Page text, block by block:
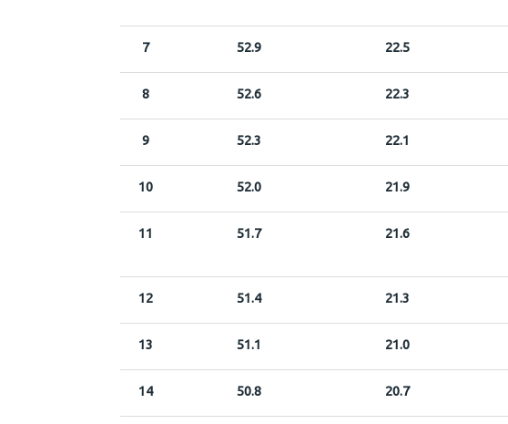
7 52.9 22.5
8 52.6 22.3
9 52.3 22.1
10 52.0 21.9
11 51.7 21.6
12 51.4 21.3
13 51.1 21.0
14 50.8 20.7